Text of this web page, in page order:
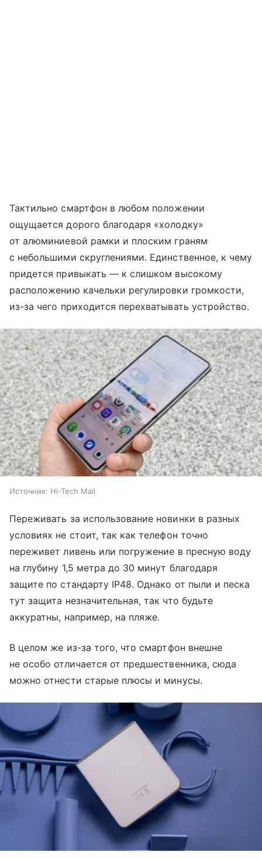
Тактильно смартфон в любом положении
ощущается дорого благодаря «холодку»
от алюминиевой рамки и плоским граням
с небольшими скруглениями. Единственное, к чему
придется привыкать — к слишком высокому
расположению качельки регулировки громкости,
из-за чего приходится перехватывать устройство.
Источник: Hi-Tech Mail
Переживать за использование новинки в разных
условиях не стоит, так как телефон точно
переживет ливень или погружение в пресную воду
на глубину 1,5 метра до 30 минут благодаря
защите по стандарту IP48. Однако от пыли и песка
тут защита незначительная, так что будьте
аккуратны, например, на пляже.
В целом же из-за того, что смартфон внешне
не особо отличается от предшественника, сюда
можно отнести старые плюсы и минусы.